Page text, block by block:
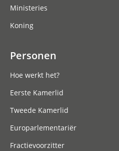
Ministeries
Koning
Personen
Hoe werkt het?
Eerste Kamerlid
Tweede Kamerlid
Europarlementariër
Fractievoorzitter